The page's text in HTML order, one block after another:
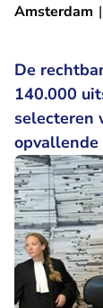
Amsterdam |
De
140.000
selecteren
opvallende